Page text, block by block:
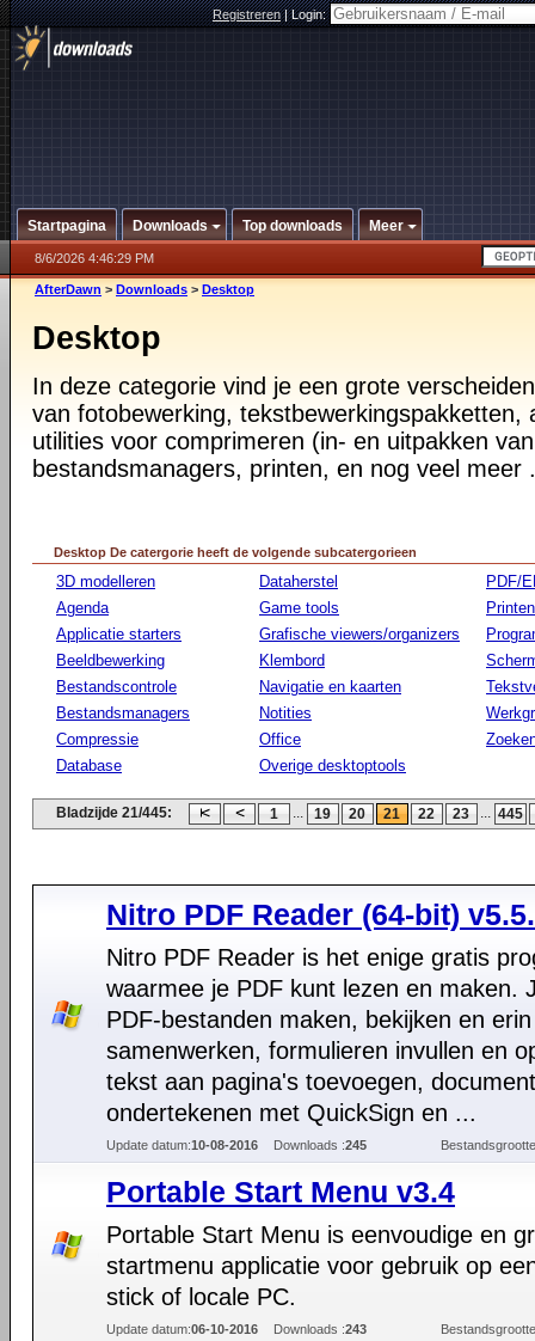
Registreren|Login:
Startpagina Downloads Top downloads Meer
8/6/2026 4:46:29 PM
AfterDawn > Downloads > Desktop
Desktop
In deze categorie vind je een grote
van fotobewerking, tekstbewerkingspakketten,
utilities voor comprimeren (in- en uitpakken
bestandsmanagers, printen, en nog veel meer
Desktop De catergorie heeft de volgende subcatergorieen
3D modelleren
Agenda
Applicatie starters
Beeldbewerking
Bestandscontrole
Bestandsmanagers
Compressie
Database
Dataherstel
Game tools
Grafische viewers/organizers
Klembord
Navigatie en kaarten
Notities
Office
Overige desktoptools
PDF/
Printen
Bladzijde 21/445: 1 ... 19 20 21 22 23 ... 445
Nitro PDF Reader (64-bit)
Nitro PDF Reader is het enige gratis
waarmee je PDF kunt lezen en maken.
PDF-bestanden maken, bekijken en erin
samenwerken, formulieren invullen en
tekst aan pagina's toevoegen,
ondertekenen met QuickSign en ...
Update datum:10-08-2016 Downloads :245
Portable Start Menu v3.4
Portable Start Menu is eenvoudige en
startmenu applicatie voor gebruik op
stick of locale PC.
Update datum:06-10-2016 Downloads :243